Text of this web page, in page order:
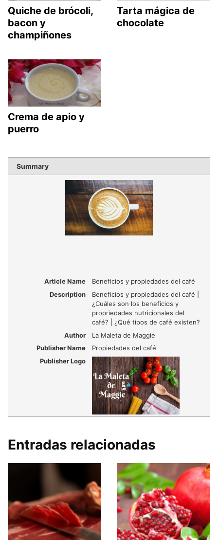
Quiche de brócoli,
bacon y
champiñones
Tarta mágica de
chocolate
Crema de apio y
puerro
Summary
Article Name
Beneficios y propiedades del café
Description
Beneficios y propiedades del café |
¿Cuáles son los beneficios y
propriedades nutricionales del
café? | ¿Qué tipos de café existen?
Author
La Maleta de Maggie
Publisher Name
Propiedades del café
Publisher Logo
Entradas relacionadas